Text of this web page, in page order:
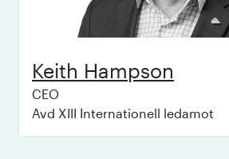
Keith Hampson
CEO
Avd XIII Internationell ledamot